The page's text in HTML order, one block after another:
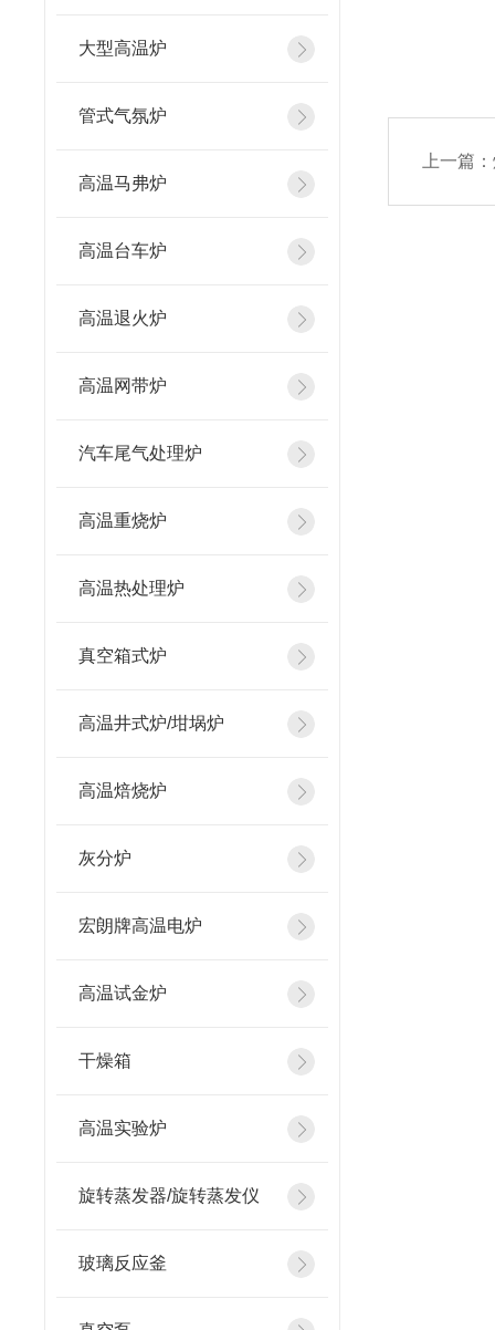
大型高温炉
管式气氛炉
高温马弗炉
高温台车炉
高温退火炉
高温网带炉
汽车尾气处理炉
高温重烧炉
高温热处理炉
真空箱式炉
高温井式炉/坩埚炉
高温焙烧炉
灰分炉
宏朗牌高温电炉
高温试金炉
干燥箱
高温实验炉
旋转蒸发器/旋转蒸发仪
玻璃反应釜
上一篇：